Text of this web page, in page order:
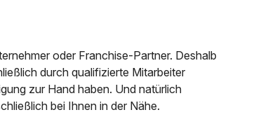
oder Franchise-Partner. Deshalb
durch qualifizierte Mitarbeiter
zur Hand haben. Und natürlich
bei Ihnen in der Nähe.